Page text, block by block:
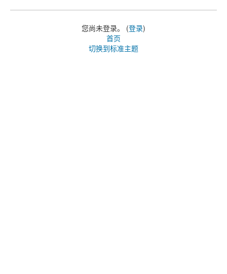
您尚未登录。 (登录)
首页
切换到标准主题